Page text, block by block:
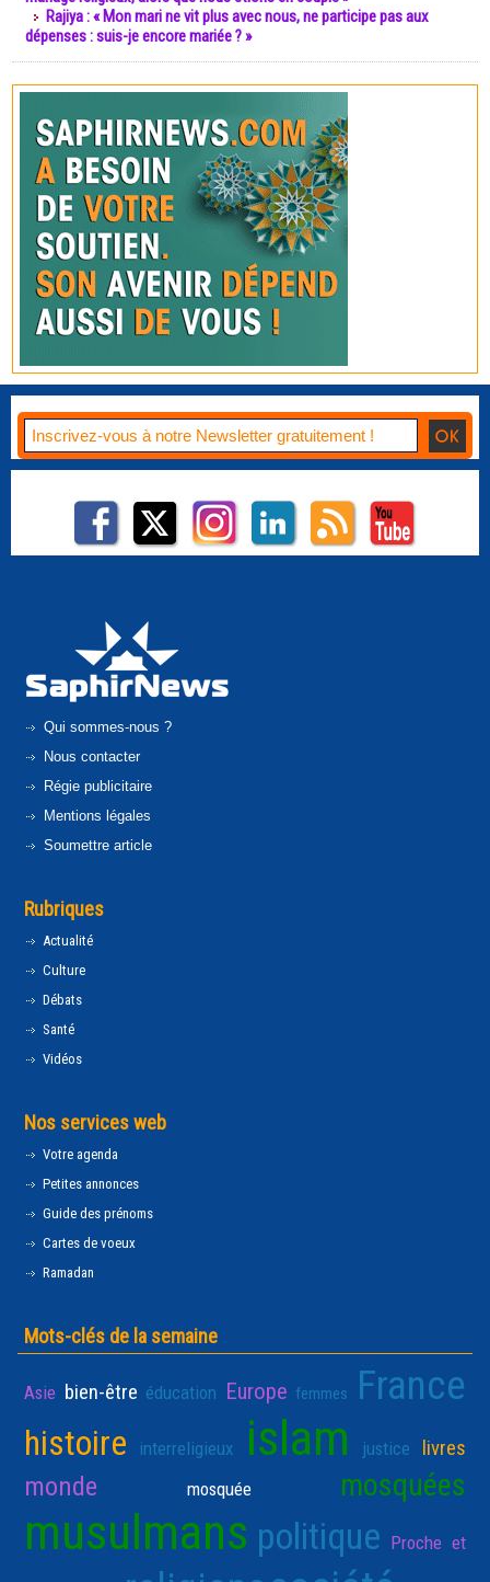
Rajiya : « Mon mari ne vit plus avec nous, ne participe pas aux
dépenses : suis-je encore mariée ? »
Qui sommes-nous ?
Nous contacter
Régie publicitaire
Mentions légales
Soumettre article
Rubriques
Actualité
Culture
Débats
Santé
Vidéos
Nos services web
Votre agenda
Petites annonces
Guide des prénoms
Cartes de voeux
Ramadan
Mots-clés de la semaine
Asie bien-être éducation Europe femmes France
histoire interreligieux islam justice livres
monde mosquée mosquées
musulmans politique Proche et